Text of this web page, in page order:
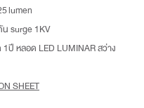
lumen
surge 1KV
ปี หลอด LED LUMINAR สว่าง
SHEET